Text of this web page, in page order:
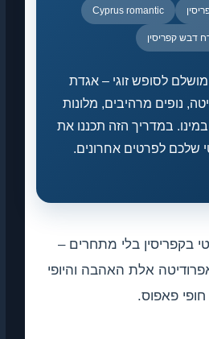
Cyprus romantic
דבש קפריסין
לסופש זוגי – אגדת
נופים מרהיבים, מלונות
במינו. במדריך הזה תכננו את
שלכם לפרטים אחרונים.
בקפריסין בלי מתחרים –
אלת האהבה והיופי
פאפוס.